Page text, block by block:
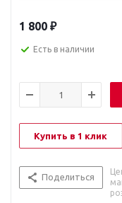
1 800 ₽
Есть в наличии
Купить в 1 клик
Поделиться